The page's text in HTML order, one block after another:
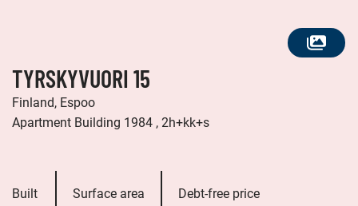
SEE
TYRSKYVUORI 15
Finland, Espoo
Apartment Building 1984 , 2h+kk+s
Built Surface area Debt-free price